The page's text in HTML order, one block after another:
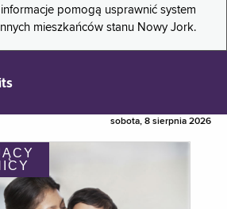
pomogą usprawnić system
mieszkańców stanu Nowy Jork.
sobota, 8 sierpnia 2026